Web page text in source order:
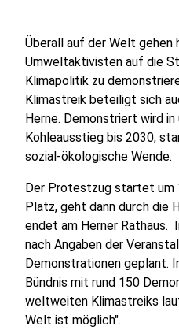
Überall auf der Welt gehen
Umweltaktivisten auf die
Klimapolitik zu
Klimastreik beteiligt sich
Herne. Demonstriert wird
Kohleausstieg bis 2030,
sozial-ökologische Wende.
Der Protestzug startet um
Platz, geht dann durch die
endet am Herner Rathaus.
nach Angaben der
Demonstrationen geplant.
Bündnis mit rund 150
weltweiten Klimastreiks
Welt ist möglich".